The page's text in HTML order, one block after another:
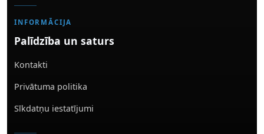
INFORMĀCIJA
Palīdzība un saturs
Kontakti
Privātuma politika
Sīkdatņu iestatījumi